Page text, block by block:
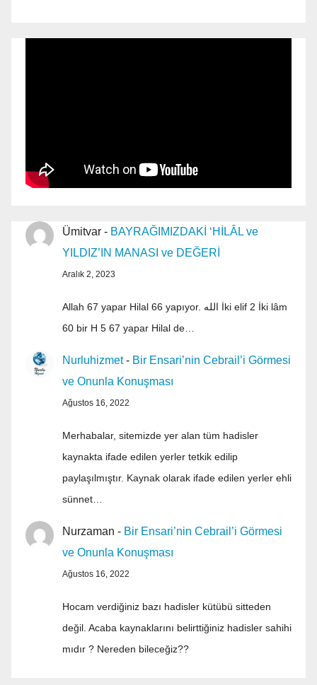
Ümitvar - BAYRAĞIMIZDAKİ ‘HİLÂL ve
YILDIZ’IN MANASI ve DEĞERİ
Aralık 2, 2023
Allah 67 yapar Hilal 66 yapıyor. الله İki elif 2 İki lâm
60 bir H 5 67 yapar Hilal de…
Nurluhizmet- Bir Ensari’nin Cebrail’i Görmesi
ve Onunla Konuşması
Ağustos 16, 2022
Merhabalar, sitemizde yer alan tüm hadisler
kaynakta ifade edilen yerler tetkik edilip
paylaşılmıştır. Kaynak olarak ifade edilen yerler ehli
sünnet…
Nurzaman - Bir Ensari’nin Cebrail’i Görmesi
ve Onunla Konuşması
Ağustos 16, 2022
Hocam verdiğiniz bazı hadisler kütübü sitteden
değil. Acaba kaynaklarını belirttiğiniz hadisler sahihi
mıdır ? Nereden bileceğiz??